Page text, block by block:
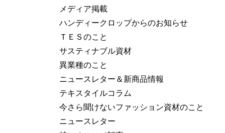
メディア掲載
ハンディークロップからのお知らせ
ＴＥＳのこと
サスティナブル資材
異業種のこと
ニュースレター＆新商品情報
テキスタイルコラム
今さら聞けないファッション資材のこと
ニュースレター